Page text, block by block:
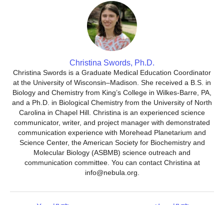
Christina Swords, Ph.D.
Christina Swords is a Graduate Medical Education Coordinator
at the University of Wisconsin–Madison. She received a B.S. in
Biology and Chemistry from King’s College in Wilkes-Barre, PA,
and a Ph.D. in Biological Chemistry from the University of North
Carolina in Chapel Hill. Christina is an experienced science
communicator, writer, and project manager with demonstrated
communication experience with Morehead Planetarium and
Science Center, the American Society for Biochemistry and
Molecular Biology (ASBMB) science outreach and
communication committee. You can contact Christina at
info@nebula.org.